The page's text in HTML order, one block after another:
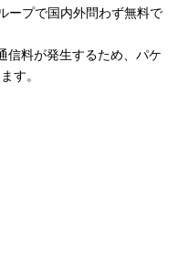
ープで国内外問わず無料で
信料が発生するため、パケ
す。